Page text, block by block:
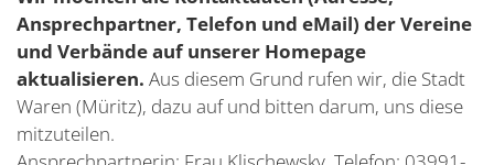
Ansprechpartner, Telefon und eMail) der Vereine
und Verbände auf unserer Homepage
aktualisieren. Aus diesem Grund rufen wir, die Stadt
Waren (Müritz), dazu auf und bitten darum, uns diese
mitzuteilen.